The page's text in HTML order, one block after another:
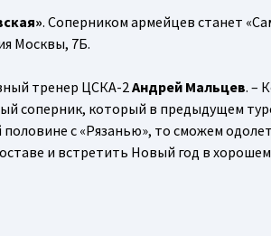
. Соперником армейцев станет
Москвы, 7Б.
тренер ЦСКА-2Андрей Мальцев. –
соперник, который в предыдущем
с «Рязанью», то сможем
и встретить Новый год в хорошем